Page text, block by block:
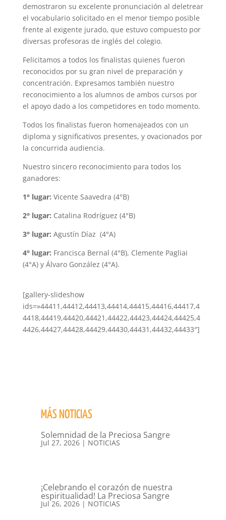
demostraron su excelente pronunciación al deletrear
el vocabulario solicitado en el menor tiempo posible
frente al exigente jurado, que estuvo compuesto por
diversas profesoras de inglés del colegio.
Felicitamos a todos los finalistas quienes fueron
reconocidos por su gran nivel de preparación y
concentración. Expresamos también nuestro
reconocimiento a los alumnos de ambos cursos por
el apoyo dado a los competidores en todo momento.
Todos los finalistas fueron homenajeados con un
diploma y significativos presentes, y ovacionados por
la concurrida audiencia.
Nuestro sincero reconocimiento para todos los
ganadores:
1° lugar: Vicente Saavedra (4°B)
2° lugar: Catalina Rodríguez (4°B)
3° lugar: Agustín Díaz (4°A)
4° lugar: Francisca Bernal (4°B), Clemente Pagliai
(4°A) y Álvaro González (4°A).
[gallery-slideshow
ids=»44411,44412,44413,44414,44415,44416,44417,4
4418,44419,44420,44421,44422,44423,44424,44425,4
4426,44427,44428,44429,44430,44431,44432,44433″]
MÁS NOTICIAS
Solemnidad de la Preciosa Sangre
Jul 27, 2026| NOTICIAS
¡Celebrando el corazón de nuestra
espiritualidad! La Preciosa Sangre
Jul 26, 2026| NOTICIAS